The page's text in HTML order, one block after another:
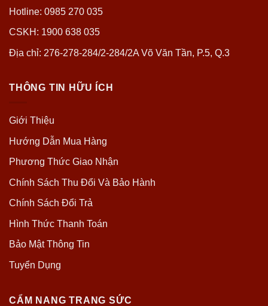
Hotline: 0985 270 035
CSKH: 1900 638 035
Địa chỉ: 276-278-284/2-284/2A Võ Văn Tần, P.5, Q.3
THÔNG TIN HỮU ÍCH
Giới Thiệu
Hướng Dẫn Mua Hàng
Phương Thức Giao Nhận
Chính Sách Thu Đổi Và Bảo Hành
Chính Sách Đổi Trả
Hình Thức Thanh Toán
Bảo Mật Thông Tin
Tuyển Dụng
CẨM NANG TRANG SỨC